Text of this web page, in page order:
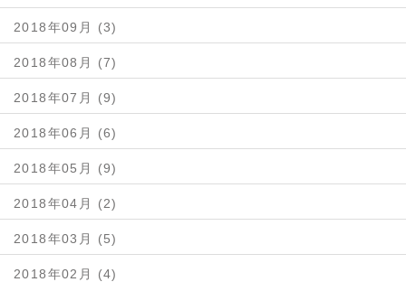
2018年09月 (3)
2018年08月 (7)
2018年07月 (9)
2018年06月 (6)
2018年05月 (9)
2018年04月 (2)
2018年03月 (5)
2018年02月 (4)